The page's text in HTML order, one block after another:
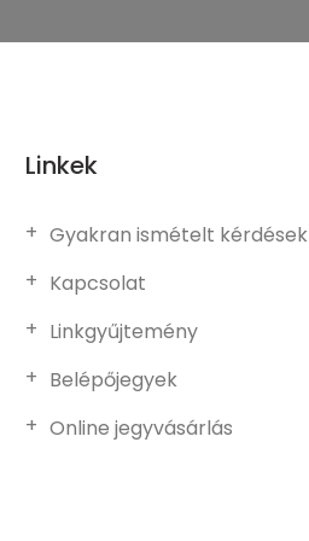
Linkek
Gyakran ismételt kérdések
Kapcsolat
Linkgyűjtemény
Belépőjegyek
Online jegyvásárlás